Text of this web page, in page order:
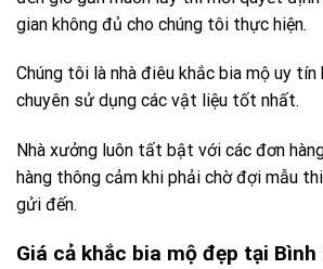
gian không đủ cho chúng tôi thực hiện.
Chúng tôi là nhà điêu khắc bia mộ uy
chuyên sử dụng các vật liệu tốt nhất.
Nhà xưởng luôn tất bật với các đơn
hàng thông cảm khi phải chờ đợi mẫu
gửi đến.
Giá cả khắc bia mộ đẹp tại